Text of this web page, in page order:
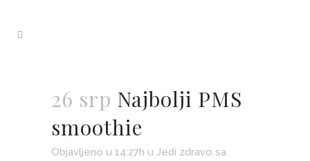
26 srp Najbolji PMS
smoothie
Objavljeno u 14:27h u Jedi zdravo sa